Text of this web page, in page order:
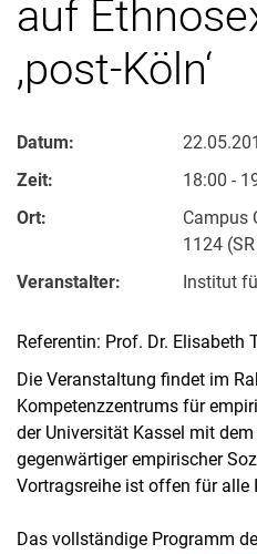
auf
‚post-Köln‘
Datum:
Zeit:
18:00 -
Ort:
Campus
1124
Veranstalter:
Institut
Referentin: Prof. Dr. Elisabeth
Die Veranstaltung findet im
Kompetenzzentrums für
der Universität Kassel mit
gegenwärtiger empirischer
Vortragsreihe ist offen für alle
Das vollständige Programm